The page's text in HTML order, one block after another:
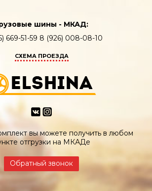
шины - МКАД:
669-51-59 8 (926) 008-08-10
СХЕМА ПРОЕЗДА
вы можете получить в любом
отгрузки на МКАДе
Обратный звонок